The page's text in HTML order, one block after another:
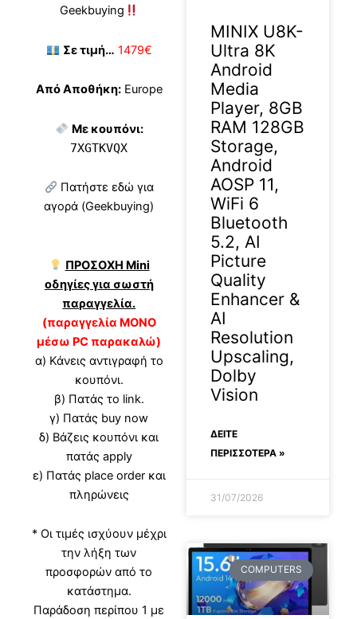
Geekbuying
Σε τιμή… 1479€
Από Αποθήκη:Europe
Με κουπόνι:
7XGTKVQX
Πατήστε εδώ για
αγορά (Geekbuying)
ΠΡΟΣΟΧΗ Mini
οδηγίες για σωστή
παραγγελία.
(παραγγελία ΜΟΝΟ
μέσω PC παρακαλώ)
α) Κάνεις αντιγραφή το
κουπόνι.
β) Πατάς το link.
γ) Πατάς buy now
δ) Βάζεις κουπόνι και
πατάς apply
ε) Πατάς place order και
πληρώνεις
* Οι τιμές ισχύουν μέχρι
την λήξη των
προσφορών από το
κατάστημα.
Παράδοση περίπου 1 με
MINIX U8K-
Ultra 8K
Android
Media
Player, 8GB
RAM 128GB
Storage,
Android
AOSP 11,
WiFi 6
Bluetooth
5.2, AI
Picture
Quality
Enhancer &
AI
Resolution
Upscaling,
Dolby
Vision
ΔΕΊΤΕ
ΠΕΡΙΣΣΟΤΕΡΑ »
31/07/2026
COMPUTERS